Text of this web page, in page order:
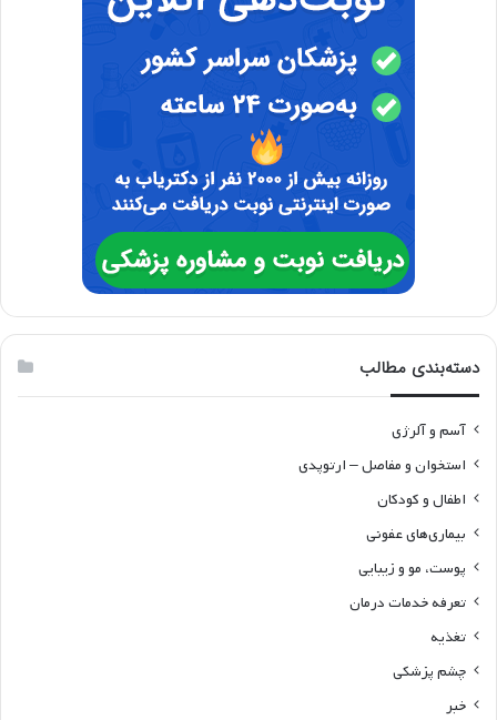
دسته‌بندی مطالب
آسم و آلرژی
استخوان و مفاصل – ارتوپدی
اطفال و کودکان
بیماری‌های عفونی
پوست، مو و زیبایی
تعرفه خدمات درمان
تغذیه
چشم پزشکی
خبر